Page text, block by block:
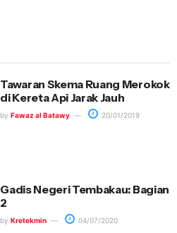
Tawaran Skema Ruang Merokok
di Kereta Api Jarak Jauh
by Fawaz al Batawy 20/01/2019
Gadis Negeri Tembakau: Bagian
2
by Kretekmin 04/07/2020